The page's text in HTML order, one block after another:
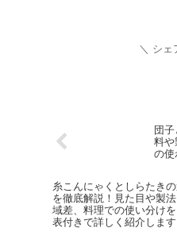
シェ
団
料
の使
糸こんにゃくとしらたき
を徹底解説！見た目や製
域差、料理での使い分け
表付きで詳しく紹介します